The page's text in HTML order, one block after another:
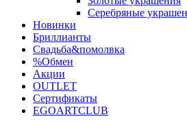
Серебряные
Новинки
Бриллианты
Свадьба&помолвка
%Обмен
Акции
OUTLET
Сертификаты
EGOARTCLUB